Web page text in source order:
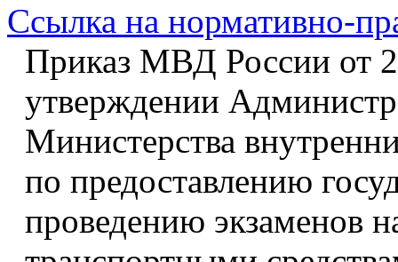
Ссылка на нормативно-
Приказ МВД России от
утверждении
Министерства
по предоставлению
проведению экзаменов